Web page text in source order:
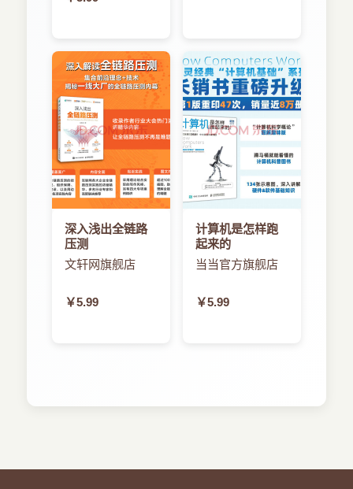
深入浅出全链路
压测
文轩网旗舰店
￥5.99
计算机是怎样跑
起来的
当当官方旗舰店
￥5.99